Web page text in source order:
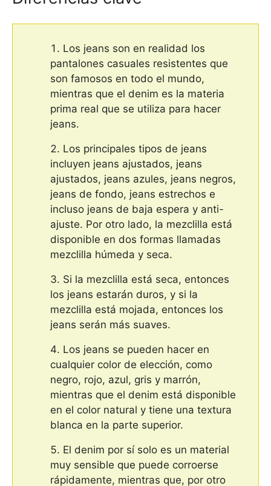
Los jeans son en realidad los
pantalones casuales resistentes que
son famosos en todo el mundo,
mientras que el denim es la materia
prima real que se utiliza para hacer
jeans.
Los principales tipos de jeans
incluyen jeans ajustados, jeans
ajustados, jeans azules, jeans negros,
jeans de fondo, jeans estrechos e
incluso jeans de baja espera y anti-
ajuste. Por otro lado, la mezclilla está
disponible en dos formas llamadas
mezclilla húmeda y seca.
Si la mezclilla está seca, entonces
los jeans estarán duros, y si la
mezclilla está mojada, entonces los
jeans serán más suaves.
Los jeans se pueden hacer en
cualquier color de elección, como
negro, rojo, azul, gris y marrón,
mientras que el denim está disponible
en el color natural y tiene una textura
blanca en la parte superior.
El denim por sí solo es un material
muy sensible que puede corroerse
rápidamente, mientras que, por otro